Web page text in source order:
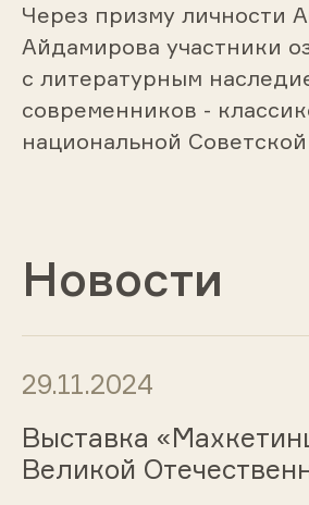
Через призму личности
Айдамирова участники
с литературным
современников -
национальной
Новости
29.11.2024
Выставка
Великой